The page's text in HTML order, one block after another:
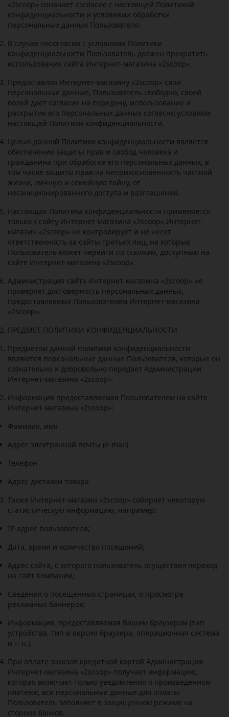
«2scoop» означает согласие с настоящей Политикой
конфиденциальности и условиями обработки
персональных данных Пользователя.
В случае несогласия с условиями Политики
конфиденциальности Пользователь должен прекратить
использование сайта Интернет-магазина «2scoop».
Предоставляя Интернет-магазину «2scoop» свои
персональные данные, Пользователь свободно, своей
волей дает согласие на передачу, использование и
раскрытие его персональных данных согласно условиям
настоящей Политики конфиденциальности.
Целью данной Политики конфиденциальности является
обеспечение защиты прав и свобод человека и
гражданина при обработке его персональных данных, в
том числе защиты прав на неприкосновенность частной
жизни, личную и семейную тайну, от
несанкционированного доступа и разглашения.
Настоящая Политика конфиденциальности применяется
только к сайту Интернет-магазина «2scoop».Интернет-
магазин «2scoop» не контролирует и не несет
ответственность за сайты третьих лиц, на которые
Пользователь может перейти по ссылкам, доступным на
сайте Интернет-магазина «2scoop».
Администрация сайта Интернет-магазина «2scoop» не
проверяет достоверность персональных данных,
предоставляемых Пользователем Интернет-магазина
«2scoop».
ПРЕДМЕТ ПОЛИТИКИ КОНФИДЕНЦИАЛЬНОСТИ
Предметом данной политики конфиденциальности
являются персональные данные Пользователя, которые он
сознательно и добровольно передает Администрации
Интернет-магазина «2scoop».
Информация предоставляемая Пользователем на сайте
Интернет-магазина «2scoop»:
Фамилия, имя
Адрес электронной почты (e-mail)
Телефон
Адрес доставки товара
Также Интернет-магазин «2scoop» собирает некоторую
статистическую информацию, например:
IP-адрес пользователя;
Дата, время и количество посещений;
Адрес сайта, с которого пользователь осуществил переход
на сайт Компании;
Сведения о посещенных страницах, о просмотре
рекламных баннеров;
Информация, предоставляемая Вашим браузером (тип
устройства, тип и версия браузера, операционная система
и т. п.).
При оплате заказов кредитной картой Администрация
Интернет-магазина «2scoop» получает информацию,
которая включает только уведомления о произведенном
платеже, все персональные данные для оплаты
Пользователь заполняет в защищенном режиме на
стороне банков.